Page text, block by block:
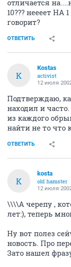
отличается
10??? неееет
говорит?
ОТВЕТИТЬ
K
Kostas
activist
12 июля
Подтверждаю,
находил и
из каждого
найти не то что
ОТВЕТИТЬ
K
kosta
old hamster
12 июля
\\\\А черепу ,
лет:), теперь
Ну вот полез
новость. Про
Зато нашел